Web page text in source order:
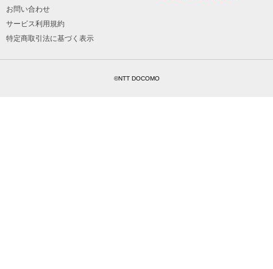
お問い合わせ
サービス利用規約
特定商取引法に基づく表示
©NTT DOCOMO